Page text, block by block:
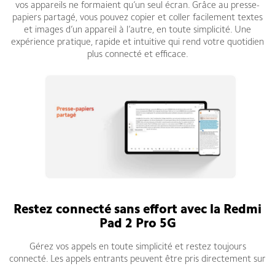
vos appareils ne formaient qu’un seul écran. Grâce au presse-
papiers partagé, vous pouvez copier et coller facilement textes
et images d’un appareil à l’autre, en toute simplicité. Une
expérience pratique, rapide et intuitive qui rend votre quotidien
plus connecté et efficace.
Restez connecté sans effort avec la Redmi
Pad 2 Pro 5G
Gérez vos appels en toute simplicité et restez toujours
connecté. Les appels entrants peuvent être pris directement sur